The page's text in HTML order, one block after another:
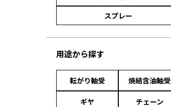
スプレー
用途から探す
転がり軸受 焼結含油軸受
ギヤ チェーン